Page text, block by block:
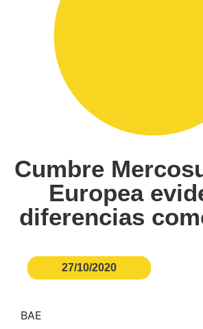
Cumbre
Europea
diferencias
27/10/2020
BAE